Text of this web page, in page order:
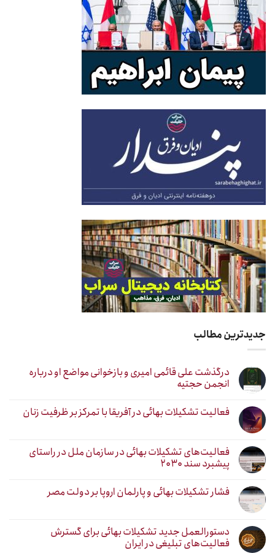
جدیدترین مطالب
درگذشت علی قائمی امیری و بازخوانی مواضع او درباره
انجمن حجتیه
فعالیت تشکیلات بهائی در آفریقا با تمرکز بر ظرفیت زنان
فعالیت‌های تشکیلات بهائی در سازمان ملل در راستای
پیشبرد سند ۲۰۳۰
فشار تشکیلات بهائی و پارلمان اروپا بر دولت مصر
دستورالعمل جدید تشکیلات بهائی برای گسترش
فعالیت‌های تبلیغی در ایران